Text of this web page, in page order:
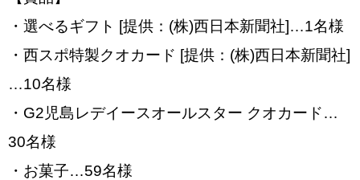
・選べるギフト [提供：(株)西日本新聞社]…1名様
・西スポ特製クオカード [提供：(株)西日本新聞社]
…10名様
・G2児島レデイースオールスター クオカード…
30名様
・お菓子…59名様